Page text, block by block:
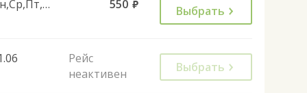
Пн,Ср,Пт,Вс 550 руб. Выбрать
Рейс
неактивен
Выбрать